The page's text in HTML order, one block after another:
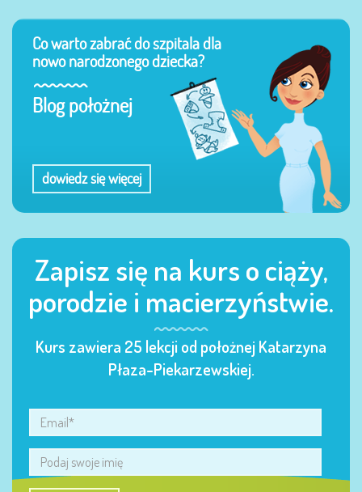
Co warto zabrać do szpitala dla
nowo narodzonego dziecka?
Blog położnej
dowiedz się więcej
Zapisz się na kurs o ciąży,
porodzie i macierzyństwie.
Kurs zawiera 25 lekcji od położnej Katarzyna
Płaza-Piekarzewskiej.